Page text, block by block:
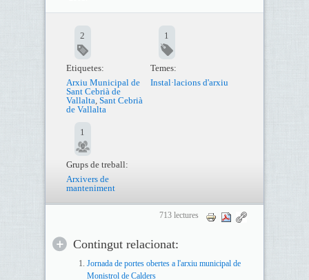
2
Etiquetes:
Arxiu Municipal de
Sant Cebrià de
Vallalta, Sant Cebrià
de Vallalta
1
Temes:
Instal·lacions d'arxiu
1
Grups de treball:
Arxivers de
manteniment
713 lectures
Contingut relacionat:
Jornada de portes obertes a l'arxiu municipal de
Monistrol de Calders